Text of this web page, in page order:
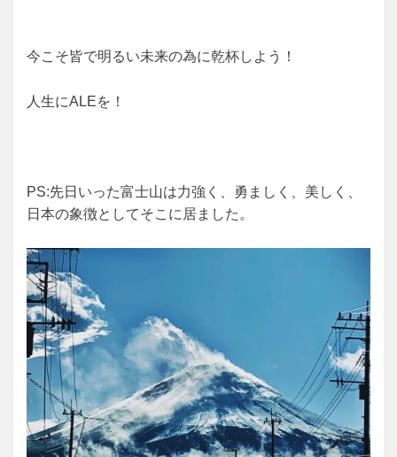
今こそ皆で明るい未来の為に乾杯しよう！
人生にALEを！
PS:先日いった富士山は力強く、勇ましく、美しく、
日本の象徴としてそこに居ました。